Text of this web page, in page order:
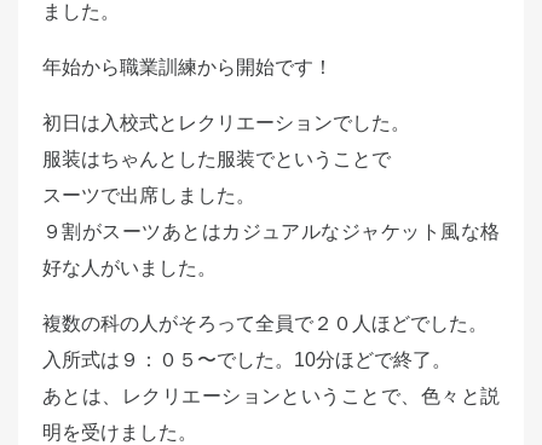
ました。
年始から職業訓練から開始です！
初日は入校式とレクリエーションでした。
服装はちゃんとした服装でということで
スーツで出席しました。
９割がスーツあとはカジュアルなジャケット風な格
好な人がいました。
複数の科の人がそろって全員で２０人ほどでした。
入所式は９：０５〜でした。10分ほどで終了。
あとは、レクリエーションということで、色々と説
明を受けました。